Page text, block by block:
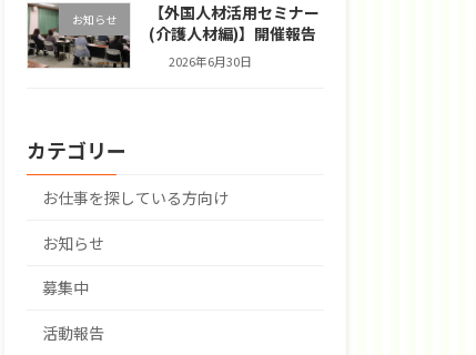
お知らせ
【外国人材活用セミナー
(介護人材編)】開催報告
2026年6月30日
カテゴリー
お仕事を探している方向け
お知らせ
募集中
活動報告